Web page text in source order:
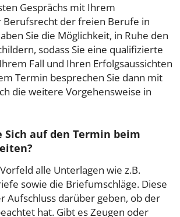
Gesprächs mit Ihrem
Berufsrecht der freien Berufe in
Sie die Möglichkeit, in Ruhe den
sodass Sie eine qualifizierte
Fall und Ihren Erfolgsaussichten
Termin besprechen Sie dann mit
die weitere Vorgehensweise in
Sich auf den Termin beim
alle Unterlagen wie z.B.
sowie die Briefumschläge. Diese
Aufschluss darüber geben, ob der
hat. Gibt es Zeugen oder